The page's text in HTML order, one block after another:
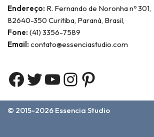
Endereço: R. Fernando de Noronha nº 301,
82640-350 Curitiba, Paraná, Brasil,
Fone: (41) 3356-7589
Email: contato@essenciastudio.com
© 2015-2026 Essencia Studio